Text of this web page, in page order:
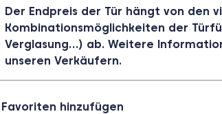
Der Endpreis der Tür hängt von den
Kombinationsmöglichkeiten der
Verglasung…) ab. Weitere
unseren Verkäufern.
Favoriten hinzufügen